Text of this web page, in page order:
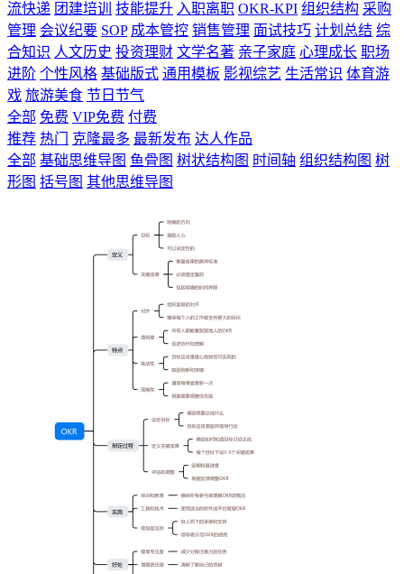
流快递 团建培训 技能提升 入职离职 OKR-KPI 组织结构 采购
管理 会议纪要 SOP 成本管控 销售管理 面试技巧 计划总结 综
合知识 人文历史 投资理财 文学名著 亲子家庭 心理成长 职场
进阶 个性风格 基础版式 通用模板 影视综艺 生活常识 体育游
戏 旅游美食 节日节气
全部 免费 VIP免费 付费
推荐 热门 克隆最多 最新发布 达人作品
全部 基础思维导图 鱼骨图 树状结构图 时间轴 组织结构图 树
形图 括号图 其他思维导图